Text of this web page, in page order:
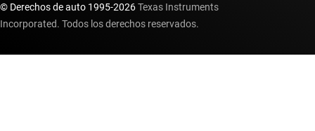
© Derechos de auto 1995-2026Texas Instruments
Incorporated. Todos los derechos reservados.